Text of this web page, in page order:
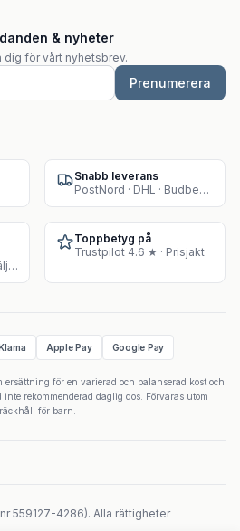
& nyheter
dig för vårt nyhetsbrev.
Prenumerera
Snabb leverans
PostNord · DHL · Budbee · Instabox
Godkänt lager för försäljning av kosttillskott
Toppbetyg på
Trustpilot 4.6 ★ · Prisjakt
Apple Pay Google Pay
ersättning för en varierad och balanserad kost och
rekommenderad daglig dos. Förvaras utom
räckhåll för barn.
559127-4286). Alla rättigheter